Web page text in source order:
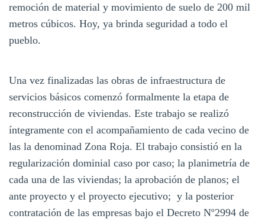
remoción de material y movimiento de suelo de 200 mil
metros cúbicos. Hoy, ya brinda seguridad a todo el
pueblo.
Una vez finalizadas las obras de infraestructura de
servicios básicos comenzó formalmente la etapa de
reconstrucción de viviendas. Este trabajo se realizó
íntegramente con el acompañamiento de cada vecino de
las la denominad Zona Roja. El trabajo consistió en la
regularización dominial caso por caso; la planimetría de
cada una de las viviendas; la aprobación de planos; el
ante proyecto y el proyecto ejecutivo; y la posterior
contratación de las empresas bajo el Decreto Nº2994 de